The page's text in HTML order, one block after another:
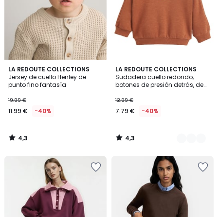
LA REDOUTE COLLECTIONS
Jersey de cuello Henley de
punto fino fantasía
19.99 €
11.99 € -40%
4,3
/ 5
4,3
/
LA REDOUTE COLLECTIONS
Sudadera cuello redondo,
botones de presión detrás, de
12.99 €
7.79 € -40%
4,3
/ 5
2
Colores
4,3
/